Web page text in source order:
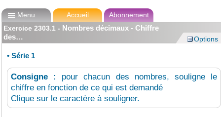
Menu Accueil
Abonnement
Exercice 2303.1 - Nombres décimaux - Chiffre
des…
Options
• Série 1
Consigne : pour chacun des nombres, souligne le
chiffre en fonction de ce qui est demandé
Clique sur le caractère à souligner.